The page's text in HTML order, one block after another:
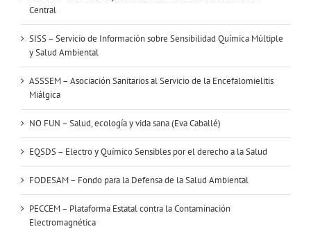
Central
SISS – Servicio de Información sobre Sensibilidad Química Múltiple
y Salud Ambiental
ASSSEM – Asociación Sanitarios al Servicio de la Encefalomielitis
Miálgica
NO FUN – Salud, ecología y vida sana (Eva Caballé)
EQSDS – Electro y Químico Sensibles por el derecho a la Salud
FODESAM – Fondo para la Defensa de la Salud Ambiental
PECCEM – Plataforma Estatal contra la Contaminación
Electromagnética